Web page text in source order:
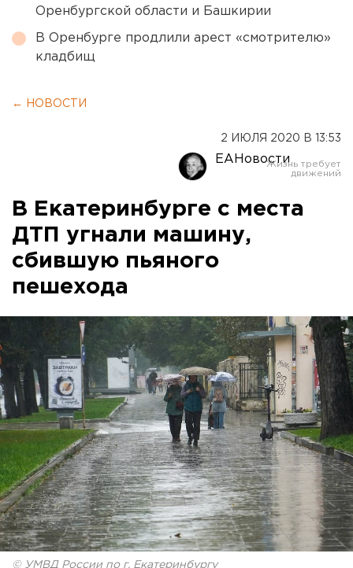
Оренбургской области и Башкирии
В Оренбурге продлили арест «смотрителю»
кладбищ
← НОВОСТИ
2 ИЮЛЯ 2020 В 13:53
ЕАНовости
В Екатеринбурге с места
ДТП угнали машину,
сбившую пьяного
пешехода
© УМВД России по г. Екатеринбургу